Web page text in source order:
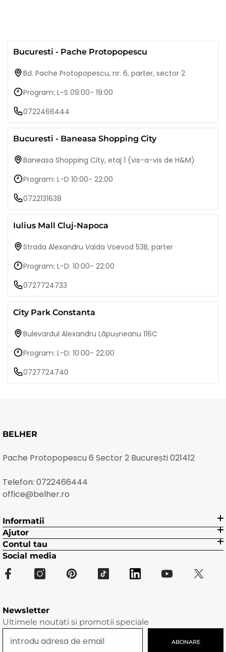
Bucuresti - Pache Protopopescu
Bd. Pache Protopopescu, nr. 6, parter, sector 2
Program: L-S 09:00- 19:00
0722466444
Bucuresti - Baneasa Shopping City
Baneasa Shopping City, etaj 1 (vis-a-vis de H&M)
Program: L-D 10:00- 22:00
0722131638
Iulius Mall Cluj-Napoca
Strada Alexandru Vaida Voevod 53B, parter
Program: L-D: 10:00- 22:00
0727724733
City Park Constanta
Bulevardul Alexandru Lăpușneanu 116C
Program: L-D: 10:00- 22:00
0727724740
BELHER
Pache Protopopescu 6 Sector 2 București 021412
Telefon: 0722466444
office@belher.ro
Informatii
Ajutor
Contul tau
Social media
Newsletter
Ultimele noutati si promotii speciale
ABONARE